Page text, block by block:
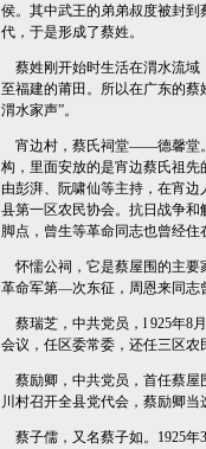
侯。其中武王的弟弟叔度被封
代，于是形成了蔡姓。
蔡姓刚开始时生活在渭水流域
至福建的莆田。所以在广东的
渭水家声”。
宵边村，蔡氏祠堂——德馨堂
构，里面安放的是宵边蔡氏祖
由彭湃、阮啸仙等主持，在宵
县第一区农民协会。抗日战争
脚点，曾生等革命同志也曾经
怀懦公祠，它是蔡屋围的主要
革命军第—次东征，周恩来同志
蔡瑞芝，中共党员，l 925年8
会议，任区委常委，还任三区
蔡励卿，中共党员，首任蔡屋
川村召开全县党代会，蔡励卿
蔡子儒，又名蔡子如。1925年